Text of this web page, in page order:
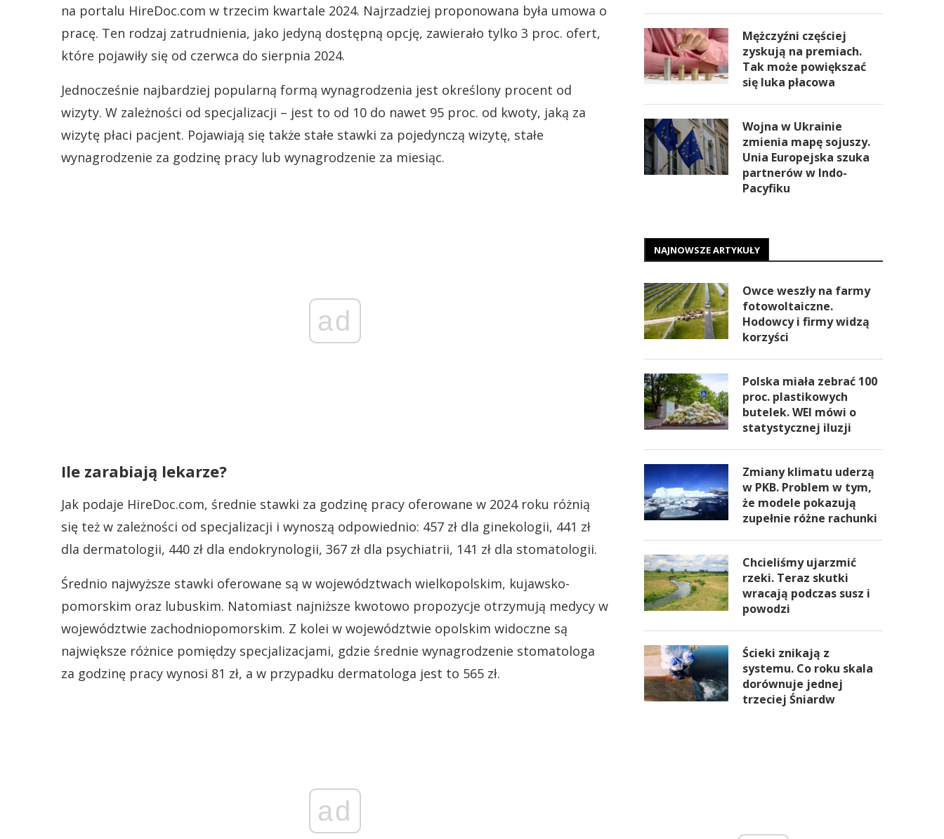
na portalu HireDoc.com w trzecim kwartale 2024. Najrzadziej proponowana była umowa o
pracę. Ten rodzaj zatrudnienia, jako jedyną dostępną opcję, zawierało tylko 3 proc. ofert,
które pojawiły się od czerwca do sierpnia 2024.
Jednocześnie najbardziej popularną formą wynagrodzenia jest określony procent od
wizyty. W zależności od specjalizacji – jest to od 10 do nawet 95 proc. od kwoty, jaką za
wizytę płaci pacjent. Pojawiają się także stałe stawki za pojedynczą wizytę, stałe
wynagrodzenie za godzinę pracy lub wynagrodzenie za miesiąc.
ad
Ile zarabiają lekarze?
Jak podaje HireDoc.com, średnie stawki za godzinę pracy oferowane w 2024 roku różnią
się też w zależności od specjalizacji i wynoszą odpowiednio: 457 zł dla ginekologii, 441 zł
dla dermatologii, 440 zł dla endokrynologii, 367 zł dla psychiatrii, 141 zł dla stomatologii.
Średnio najwyższe stawki oferowane są w województwach wielkopolskim, kujawsko-
pomorskim oraz lubuskim. Natomiast najniższe kwotowo propozycje otrzymują medycy w
województwie zachodniopomorskim. Z kolei w województwie opolskim widoczne są
największe różnice pomiędzy specjalizacjami, gdzie średnie wynagrodzenie stomatologa
za godzinę pracy wynosi 81 zł, a w przypadku dermatologa jest to 565 zł.
ad
Mężczyźni częściej
zyskują na premiach.
Tak może powiększać
się luka płacowa
Wojna w Ukrainie
zmienia mapę sojuszy.
Unia Europejska szuka
partnerów w Indo-
Pacyfiku
NAJNOWSZE ARTYKUŁY
Owce weszły na farmy
fotowoltaiczne.
Hodowcy i firmy widzą
korzyści
Polska miała zebrać 100
proc. plastikowych
butelek. WEI mówi o
statystycznej iluzji
Zmiany klimatu uderzą
w PKB. Problem w tym,
że modele pokazują
zupełnie różne rachunki
Chcieliśmy ujarzmić
rzeki. Teraz skutki
wracają podczas susz i
powodzi
Ścieki znikają z
systemu. Co roku skala
dorównuje jednej
trzeciej Śniardw